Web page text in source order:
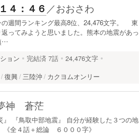
：４６ ／おおさわ
週間ランキング最高8位、24,476文字。 東
ってみようと思いました。熊本の地震があっ
…
ョン 完結済 7話
24,476文字
復興 三陸沖 カクヨムオンリー
神 蒼茫
』 『鳥取中部地震』 自分が経験した３つの地
《全４話＋総論 ６０００字》